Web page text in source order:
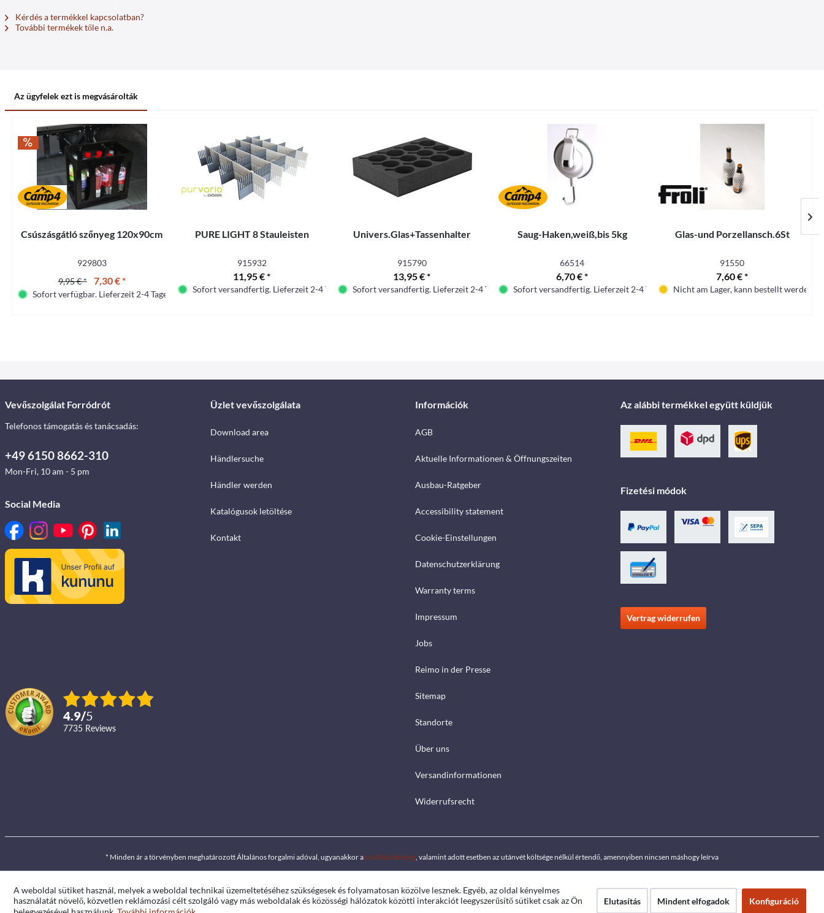
Kérdés a termékkel kapcsolatban?
További termékek tőle n.a.
Az ügyfelek ezt is megvásárolták
Csúszásgátló szőnyeg 120x90cm
929803
9,95 € *
7,30 € *
Sofort verfügbar. Lieferzeit 2-4 Tage.
PURE LIGHT 8 Stauleisten
915932
11,95 € *
Sofort versandfertig. Lieferzeit 2-4 Tage.
Univers.Glas+Tassenhalter
915790
13,95 € *
Sofort versandfertig. Lieferzeit 2-4 Tage.
Saug-Haken,weiß,bis 5kg
66514
6,70 € *
Sofort versandfertig. Lieferzeit 2-4 Tage.
Glas-und Porzellansch.6St
91550
7,60 € *
Nicht am Lager, kann bestellt werden
Vevőszolgálat Forródrót
Telefonos támogatás és tanácsadás:
+49 6150 8662-310
Mon-Fri, 10 am - 5 pm
Social Media
4.9/5
7735 reviews
Üzlet vevőszolgálata
Download area
Händlersuche
Händler werden
Katalógusok letöltése
Kontakt
Információk
AGB
Aktuelle Informationen & Öffnungszeiten
Ausbau-Ratgeber
Accessibility statement
Cookie-Einstellungen
Datenschutzerklärung
Warranty terms
Impressum
Jobs
Reimo in der Presse
Sitemap
Standorte
Über uns
Versandinformationen
Widerrufsrecht
Az alábbi termékkel együtt küldjük
Fizetési módok
Vertrag widerrufen
* Minden ár a törvényben meghatározott Általános forgalmi adóval, ugyanakkor aszállítási költség, valamint adott esetben az utánvét költsége nélkül értendő, amennyiben nincsen máshogy leírva
A weboldal sütiket használ, melyek a weboldal technikai üzemeltetéséhez szükségesek és folyamatosan közölve lesznek. Egyéb, az oldal kényelmes
használatát növelő, közvetlen reklámozási célt szolgáló vagy más weboldalak és közösségi hálózatok közötti interakciót leegyszerűsítő sütiket csak az Ön
Elutasítás Mindent elfogadok Konfiguráció